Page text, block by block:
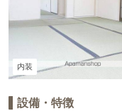
内装
設備・特徴